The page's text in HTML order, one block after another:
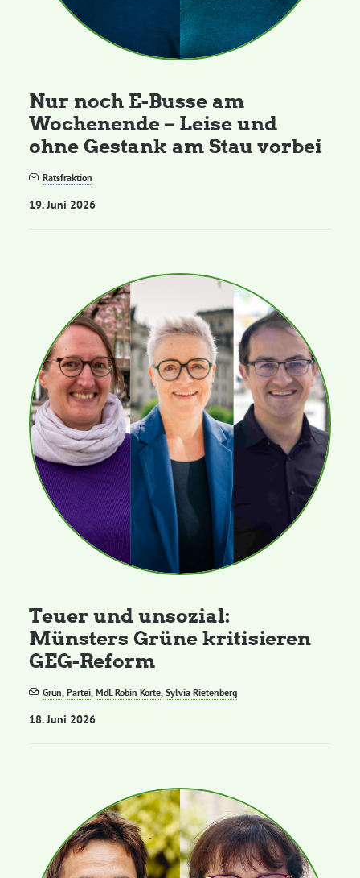
Nur noch E-Busse am
Wochenende – Leise und
ohne Gestank am Stau vorbei
Ratsfraktion
19. Juni 2026
Teuer und unsozial:
Münsters Grüne kritisieren
GEG-Reform
Grün,Partei,MdL Robin Korte,Sylvia Rietenberg
18. Juni 2026